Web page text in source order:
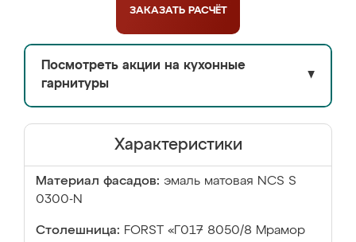
ЗАКАЗАТЬ РАСЧЁТ
Посмотреть акции на кухонные
гарнитуры
▼
Характеристики
Материал фасадов: эмаль матовая NCS S
0300-N
Столешница: FORST «Г017 8050/8 Мрамор